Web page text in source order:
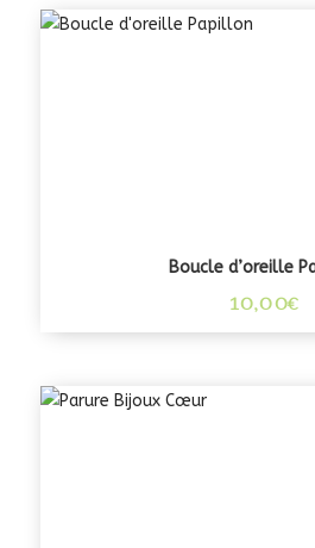
Boucle d’oreille
10,00€